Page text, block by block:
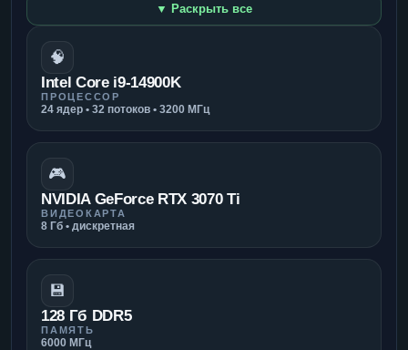
▼ Раскрыть все
🧠
Intel Core i9-14900K
ПРОЦЕССОР
24 ядер • 32 потоков • 3200 МГц
🎮
NVIDIA GeForce RTX 3070 Ti
ВИДЕОКАРТА
8 Гб • дискретная
💾
128 Гб DDR5
ПАМЯТЬ
6000 МГц